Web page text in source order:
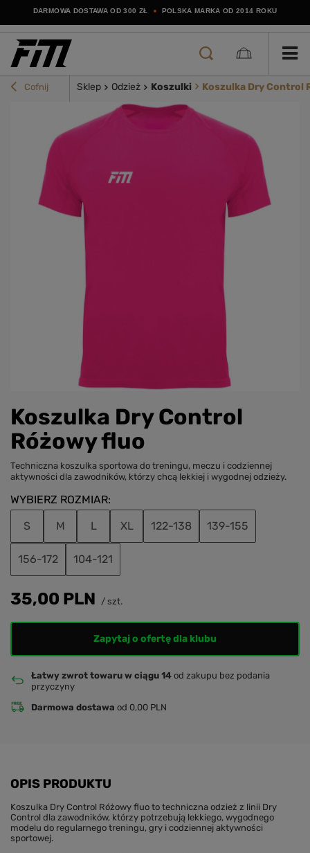
DARMOWA DOSTAWA OD 300 ZŁ POLSKA MARKA OD 2014 ROKU
Cofnij Sklep Odzież Koszulki Koszulka Dry Control
Koszulka Dry Control
Różowy fluo
Techniczna koszulka sportowa do treningu, meczu i codziennej
aktywności dla zawodników, którzy chcą lekkiej i wygodnej odzieży.
WYBIERZ ROZMIAR
S
M L XL 122-138 139-155
156-172 104-121
35,00 PLN / szt.
Zapytaj o ofertę dla klubu
Łatwy zwrot towaru w ciągu 14 od zakupu bez podania
przyczyny
Darmowa dostawa od 0,00 PLN
OPIS PRODUKTU
Koszulka Dry Control Różowy fluo to techniczna odzież z linii Dry
Control dla zawodników, którzy potrzebują lekkiego, wygodnego
modelu do regularnego treningu, gry i codziennej aktywności
sportowej.